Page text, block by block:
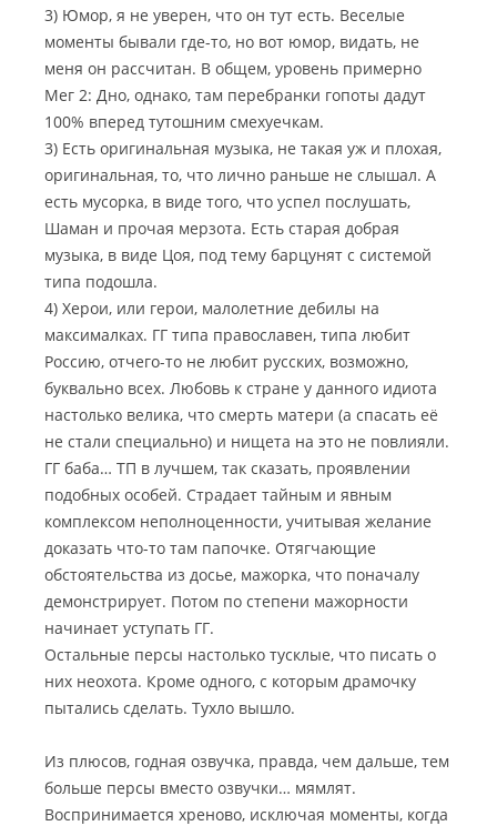
3) Юмор, я не уверен, что он тут есть. Веселые
моменты бывали где-то, но вот юмор, видать, не
меня он рассчитан. В общем, уровень примерно
Мег 2: Дно, однако, там перебранки гопоты дадут
100% вперед тутошним смехуечкам.
3) Есть оригинальная музыка, не такая уж и плохая,
оригинальная, то, что лично раньше не слышал. А
есть мусорка, в виде того, что успел послушать,
Шаман и прочая мерзота. Есть старая добрая
музыка, в виде Цоя, под тему барцунят с системой
типа подошла.
4) Херои, или герои, малолетние дебилы на
максималках. ГГ типа православен, типа любит
Россию, отчего-то не любит русских, возможно,
буквально всех. Любовь к стране у данного идиота
настолько велика, что смерть матери (а спасать её
не стали специально) и нищета на это не повлияли.
ГГ баба… ТП в лучшем, так сказать, проявлении
подобных особей. Страдает тайным и явным
комплексом неполноценности, учитывая желание
доказать что-то там папочке. Отягчающие
обстоятельства из досье, мажорка, что поначалу
демонстрирует. Потом по степени мажорности
начинает уступать ГГ.
Остальные персы настолько тусклые, что писать о
них неохота. Кроме одного, с которым драмочку
пытались сделать. Тухло вышло.
Из плюсов, годная озвучка, правда, чем дальше, тем
больше персы вместо озвучки… мямлят.
Воспринимается хреново, исключая моменты, когда